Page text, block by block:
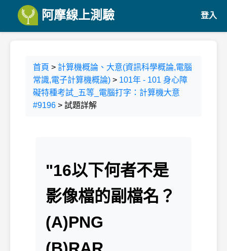
阿摩線上測驗 登入
首頁 > 計算機概論、大意(資訊科學概論,電腦
常識,電子計算機概論) > 101年 - 101 身心障
礙特種考試_五等_電腦打字：計算機大意
#9196 > 試題詳解
"16以下何者不是
影像檔的副檔名？
(A)PNG